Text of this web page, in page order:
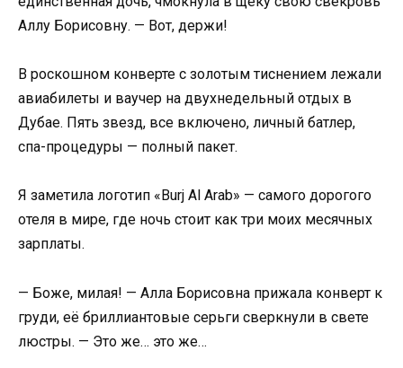
Аллу Борисовну. — Вот, держи!
В роскошном конверте с золотым тиснением лежали
авиабилеты и ваучер на двухнедельный отдых в
Дубае. Пять звезд, все включено, личный батлер,
спа-процедуры — полный пакет.
Я заметила логотип «Burj Al Arab» — самого дорогого
отеля в мире, где ночь стоит как три моих месячных
зарплаты.
— Боже, милая! — Алла Борисовна прижала конверт к
груди, её бриллиантовые серьги сверкнули в свете
люстры. — Это же… это же…